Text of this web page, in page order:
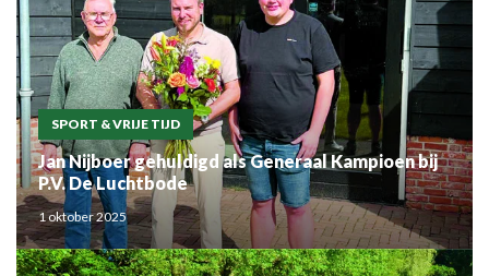
SPORT & VRIJE TIJD
Jan Nijboer gehuldigd als Generaal Kampioen bij
P.V. De Luchtbode
1 oktober 2025